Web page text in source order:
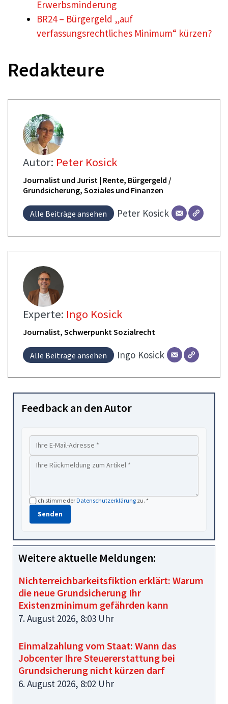
Erwerbsminderung
BR24 – Bürgergeld „auf
verfassungsrechtliches Minimum“ kürzen?
Redakteure
Autor: Peter Kosick
Journalist und Jurist | Rente, Bürgergeld /
Grundsicherung, Soziales und Finanzen
Alle Beiträge ansehen Peter Kosick
Experte: Ingo Kosick
Journalist, Schwerpunkt Sozialrecht
Alle Beiträge ansehen Ingo Kosick
Feedback an den Autor
Ich stimme derDatenschutzerklärung zu. *
Senden
Weitere aktuelle Meldungen:
Nichterreichbarkeitsfiktion erklärt: Warum
die neue Grundsicherung Ihr
Existenzminimum gefährden kann
7. August 2026, 8:03 Uhr
Einmalzahlung vom Staat: Wann das
Jobcenter Ihre Steuererstattung bei
Grundsicherung nicht kürzen darf
6. August 2026, 8:02 Uhr